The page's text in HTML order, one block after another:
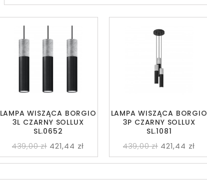
LAMPA WISZĄCA BORGIO
3L CZARNY SOLLUX
SL.0652
439,00 zł 421,44 zł
LAMPA WISZĄCA BORGIO
3P CZARNY SOLLUX
SL.1081
439,00 zł 421,44 zł